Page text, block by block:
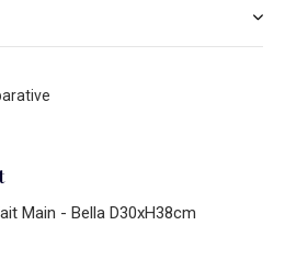
Main - Bella D30xH38cm